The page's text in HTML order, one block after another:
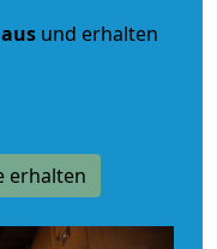
und erhalten
erhalten